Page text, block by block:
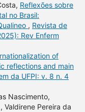
Reflexões sobre
no Brasil:
, Revista de
Rev Enferm
of
reflections and main
da UFPI: v. 8 n. 4
Nascimento,
Valdirene Pereira da